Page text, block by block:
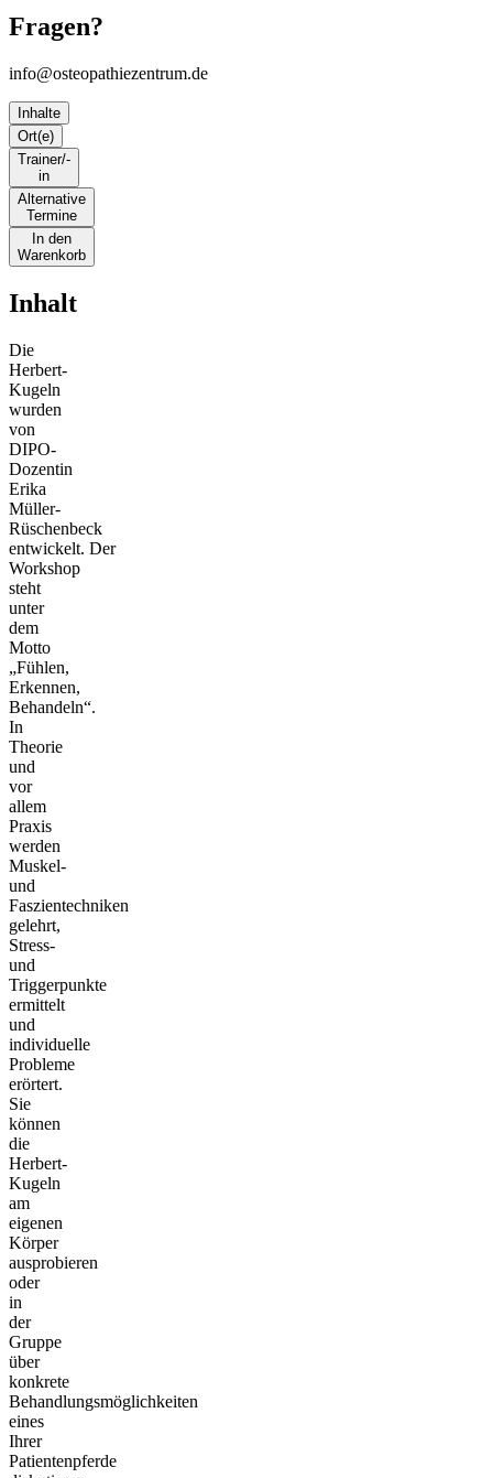
Fragen?
info@osteopathiezentrum.de
Inhalte
Ort(e)
Trainer/-
in
Alternative
Termine
In den
Warenkorb
Inhalt
Die
Herbert-
Kugeln
wurden
von
DIPO-
Dozentin
Erika
Müller-
Rüschenbeck
entwickelt. Der
Workshop
steht
unter
dem
Motto
„Fühlen,
Erkennen,
Behandeln“.
In
Theorie
und
vor
allem
Praxis
werden
Muskel-
und
Faszientechniken
gelehrt,
Stress-
und
Triggerpunkte
ermittelt
und
individuelle
Probleme
erörtert.
Sie
können
die
Herbert-
Kugeln
am
eigenen
Körper
ausprobieren
oder
in
der
Gruppe
über
konkrete
Behandlungsmöglichkeiten
eines
Ihrer
Patientenpferde